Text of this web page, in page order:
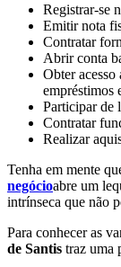
Registrar-se
Emitir nota
Contratar
Abrir conta
Obter
empréstimos
Participar de
Contratar
Realizar
Tenha em mente
negócioabre um
intrínseca que não
Para conhecer as
de Santis traz uma